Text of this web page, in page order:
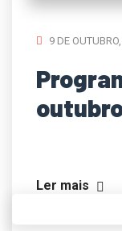
9 DE
Ler mais